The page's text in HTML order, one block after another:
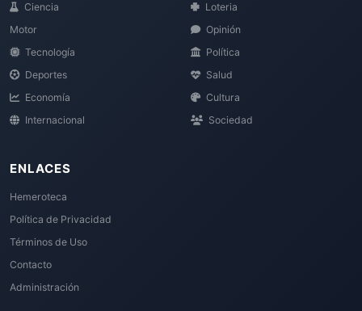
Ciencia
Motor
Tecnología
Deportes
Economía
Internacional
Loteria
Opinión
Política
Salud
Cultura
Sociedad
ENLACES
Hemeroteca
Política de Privacidad
Términos de Uso
Contacto
Administración